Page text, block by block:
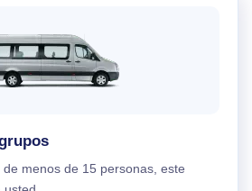
menos de 15 personas, este